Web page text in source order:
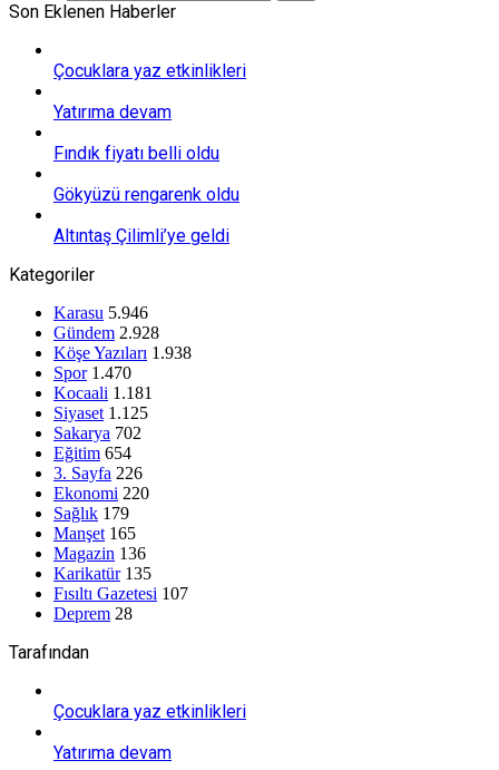
Son Eklenen Haberler
Çocuklara yaz etkinlikleri
Yatırıma devam
Fındık fiyatı belli oldu
Gökyüzü rengarenk oldu
Altıntaş Çilimli’ye geldi
Kategoriler
Karasu 5.946
Gündem 2.928
Köşe Yazıları 1.938
Spor 1.470
Kocaali 1.181
Siyaset 1.125
Sakarya 702
Eğitim 654
3. Sayfa 226
Ekonomi 220
Sağlık 179
Manşet 165
Magazin 136
Karikatür 135
Fısıltı Gazetesi 107
Deprem 28
Tarafından
Çocuklara yaz etkinlikleri
Yatırıma devam